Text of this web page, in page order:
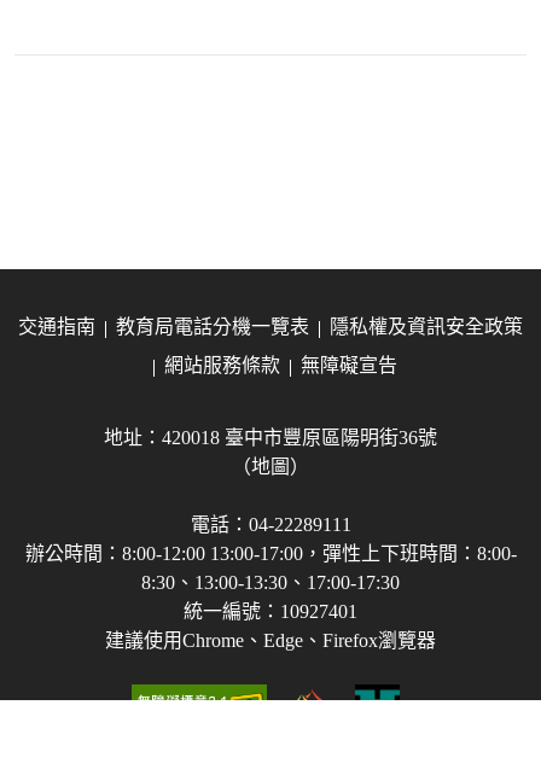
交通指南 教育局電話分機一覽表
隱私權及資訊安全政策
網站服務條款
無障礙宣告
地址：420018 臺中市豐原區陽明街36號
（地圖）
電話：04-22289111
辦公時間：8:00-12:00 13:00-17:00，彈性上下班時間：8:00-
8:30、13:00-13:30、17:00-17:30
統一編號：10927401
建議使用Chrome、Edge、Firefox瀏覽器